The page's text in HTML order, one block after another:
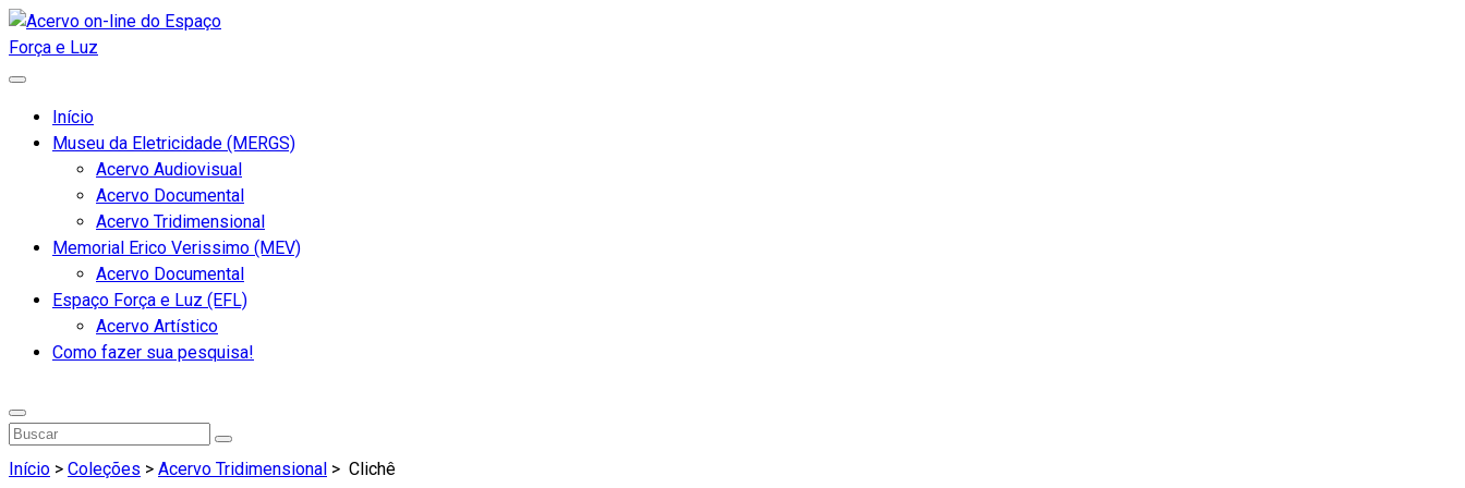
Início
Museu da Eletricidade (MERGS)
Acervo Audiovisual
Acervo Documental
Acervo Tridimensional
Memorial Erico Verissimo (MEV)
Acervo Documental
Espaço Força e Luz (EFL)
Acervo Artístico
Como fazer sua pesquisa!
Início > Coleções > Acervo Tridimensional > Clichê